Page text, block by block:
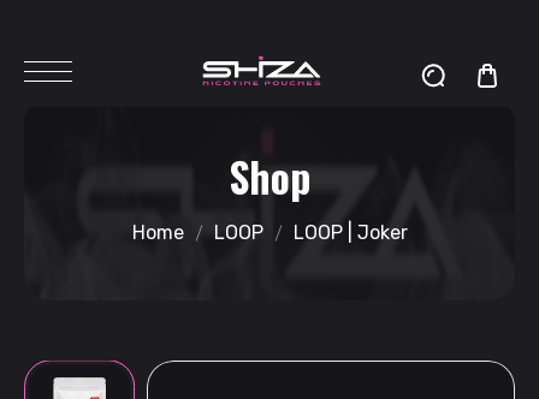
Shop
Home LOOP LOOP | Joker